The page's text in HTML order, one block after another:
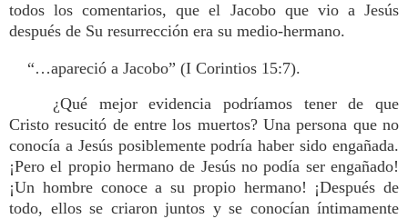
todos los comentarios, que el Jacobo que vio a Jesús
después de Su resurrección era su medio-hermano.
“…apareció a Jacobo” (I Corintios 15:7).
¿Qué mejor evidencia podríamos tener de que
Cristo resucitó de entre los muertos? Una persona que no
conocía a Jesús posiblemente podría haber sido engañada.
¡Pero el propio hermano de Jesús no podía ser engañado!
¡Un hombre conoce a su propio hermano! ¡Después de
todo, ellos se criaron juntos y se conocían íntimamente